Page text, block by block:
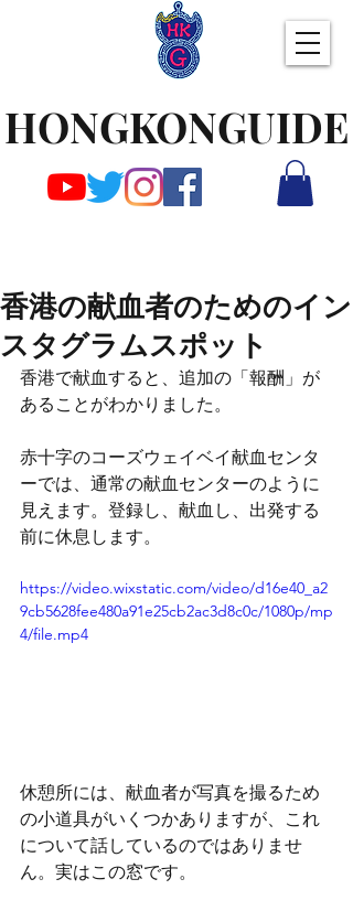
HONGKONGUIDE
香港の献血者のためのイン
スタグラムスポット
香港で献血すると、追加の「報酬」が
あることがわかりました。
赤十字のコーズウェイベイ献血センタ
ーでは、通常の献血センターのように
見えます。登録し、献血し、出発する
前に休息します。
https://video.wixstatic.com/video/d16e40_a2
9cb5628fee480a91e25cb2ac3d8c0c/1080p/mp
4/file.mp4
休憩所には、献血者が写真を撮るため
の小道具がいくつかありますが、これ
について話しているのではありませ
ん。実はこの窓です。